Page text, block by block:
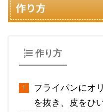
作り方
作り方
フライパンにオ
を抜き、皮をひ